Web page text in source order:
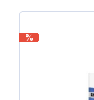
%